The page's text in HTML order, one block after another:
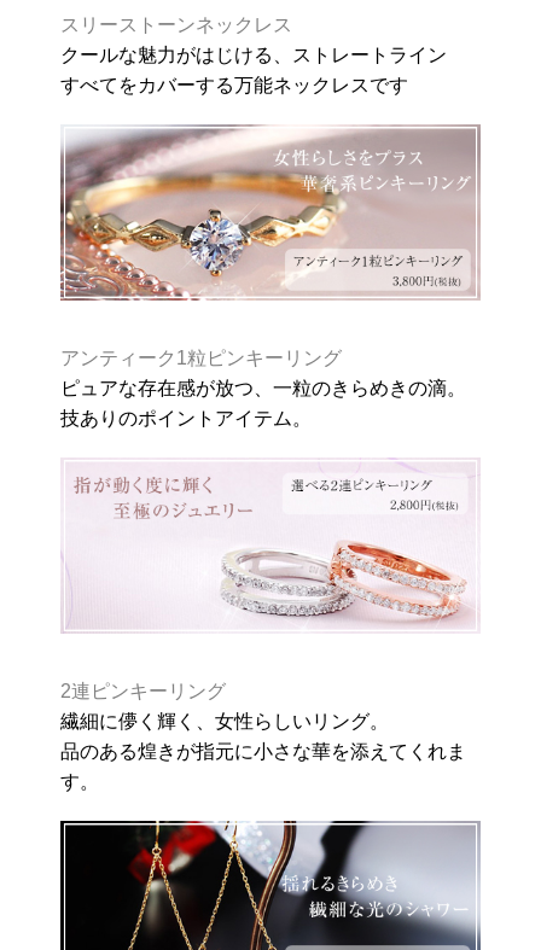
スリーストーンネックレス
クールな魅力がはじける、ストレートライン
すべてをカバーする万能ネックレスです
アンティーク1粒ピンキーリング
ピュアな存在感が放つ、一粒のきらめきの滴。
技ありのポイントアイテム。
2連ピンキーリング
繊細に儚く輝く、女性らしいリング。
品のある煌きが指元に小さな華を添えてくれま
す。